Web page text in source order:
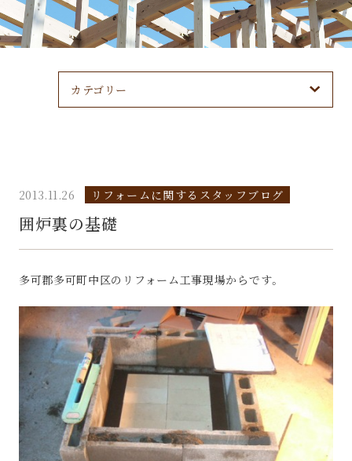
カテゴリー
2013.11.26 リフォームに関するスタッフブログ
囲炉裏の基礎
多可郡多可町中区のリフォーム工事現場からです。